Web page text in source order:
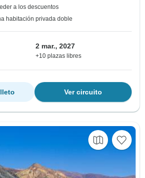
a los descuentos
habitación privada doble
2 mar., 2027
+10 plazas libres
Ver circuito